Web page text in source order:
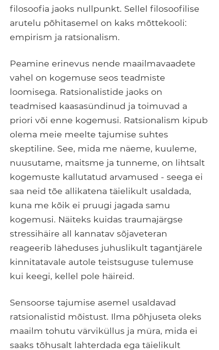
filosoofia jaoks nullpunkt. Sellel filosoofilise
arutelu põhitasemel on kaks mõttekooli:
empirism ja ratsionalism.
Peamine erinevus nende maailmavaadete
vahel on kogemuse seos teadmiste
loomisega. Ratsionalistide jaoks on
teadmised kaasasündinud ja toimuvad a
priori või enne kogemusi. Ratsionalism kipub
olema meie meelte tajumise suhtes
skeptiline. See, mida me näeme, kuuleme,
nuusutame, maitsme ja tunneme, on lihtsalt
kogemuste kallutatud arvamused - seega ei
saa neid tõe allikatena täielikult usaldada,
kuna me kõik ei pruugi jagada samu
kogemusi. Näiteks kuidas traumajärgse
stressihäire all kannatav sõjaveteran
reageerib läheduses juhuslikult tagantjärele
kinnitatavale autole teistsuguse tulemuse
kui keegi, kellel pole häireid.
Sensoorse tajumise asemel usaldavad
ratsionalistid mõistust. Ilma põhjuseta oleks
maailm tohutu värviküllus ja müra, mida ei
saaks tõhusalt lahterdada ega täielikult